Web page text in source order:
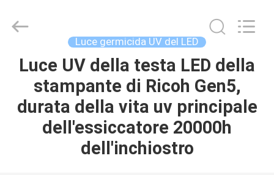
CASA
PRODOTTI
Syochi
Electronics
Reserved.
Luce germicida UV del LED
Luce UV della testa LED della
stampante di Ricoh Gen5,
durata della vita uv principale
dell'essiccatore 20000h
dell'inchiostro